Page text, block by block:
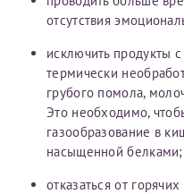
отсутствия
исключить продукты
термически
грубого помола,
Это необходимо,
газообразование в
насыщенной белками;
отказаться от